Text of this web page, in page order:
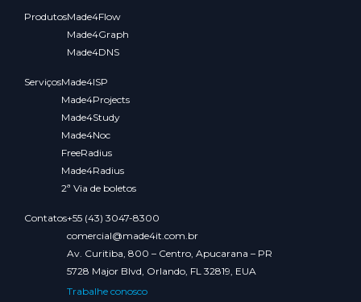
ProdutosMade4Flow
Made4Graph
Made4DNS
ServiçosMade4ISP
Made4Projects
Made4Study
Made4Noc
FreeRadius
Made4Radius
2ª Via de boletos
Contatos+55 (43) 3047-8300
comercial@made4it.com.br
Av. Curitiba, 800 – Centro, Apucarana – PR
5728 Major Blvd, Orlando, FL 32819, EUA
Trabalhe conosco